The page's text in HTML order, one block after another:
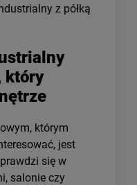
z półką
który
którym
jest
się w
salonie czy